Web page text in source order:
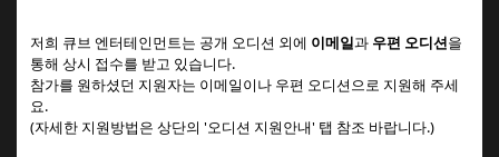
저희 큐브 엔터테인먼트는 공개 오디션 외에 이메일과 우편 오디션을
통해 상시 접수를 받고 있습니다.
참가를 원하셨던 지원자는 이메일이나 우편 오디션으로 지원해 주세
요.
(자세한 지원방법은 상단의 '오디션 지원안내' 탭 참조 바랍니다.)